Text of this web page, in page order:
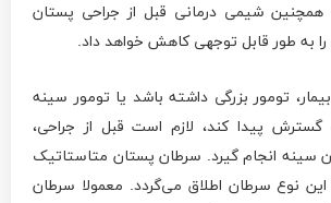
همچنین شیمی درمانی قبل از جراحی پستان
به طور قابل توجهی کاهش خواهد داد.
تومور بزرگی داشته باشد یا تومور سینه
گسترش پیدا کند، لازم است قبل از جراحی،
سینه انجام گیرد. سرطان پستان متاستاتیک
نوع سرطان اطلاق می‌گردد. معمولا سرطان